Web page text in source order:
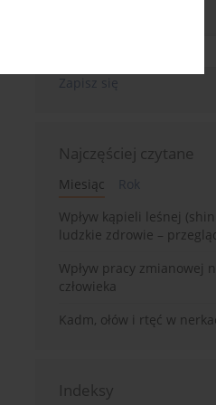
Zapisz się
Najczęściej czytane
Miesiąc
Rok
Wpływ kąpieli leśnej
ludzkie zdrowie –
Wpływ pracy zmianowej
człowieka
Kadm, ołów i rtęć w
Indeksy